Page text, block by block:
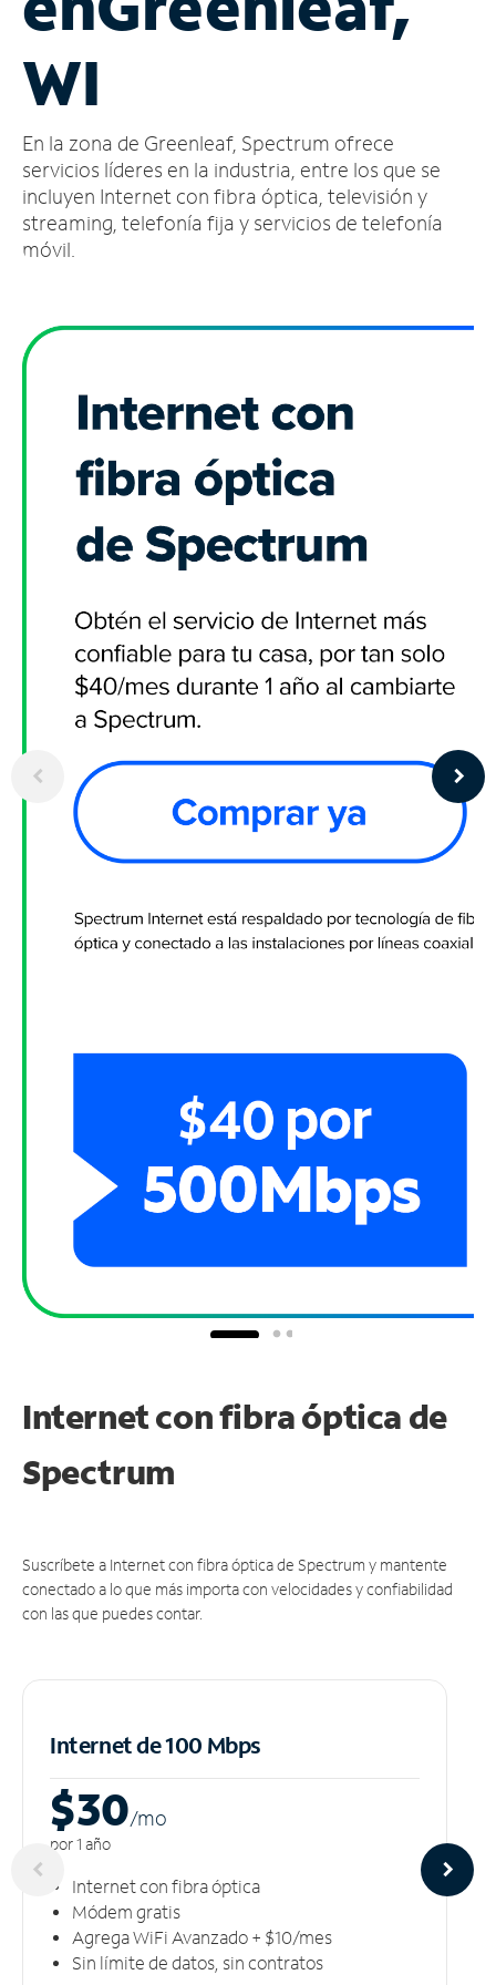
cuenta
Encuentra
tienda
WI
En la zona de Greenleaf, Spectrum ofrece
servicios líderes en la industria, entre los que se
incluyen Internet con fibra óptica, televisión y
streaming, telefonía fija y servicios de telefonía
móvil.
Internet con fibra óptica de
Spectrum
Suscríbete a Internet con fibra óptica de Spectrum y mantente
conectado a lo que más importa con velocidades y confiabilidad
con las que puedes contar.
Internet de 100 Mbps
$30/mo
por 1 año
Internet con fibra óptica
Módem gratis
Agrega WiFi Avanzado + $10/mes
Sin límite de datos, sin contratos